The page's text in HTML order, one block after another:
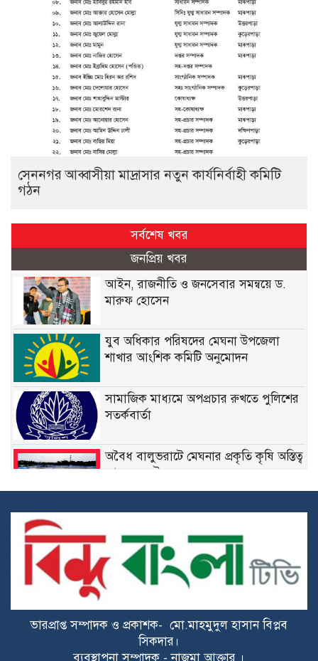
সেননগর আব্বাসীয়া মাদ্রাসার নতুন কার্যনির্বাহী কমিটি
গঠন
সর্বশেষ খবর
জনপ্রিয় খবর
আইন, রাজনীতি ও জনসেবার সমন্বয়ে ড.
মারুফ হোসেন
যুব অধিকার পরিষদের মেঘনা উপজেলা
শাখার আংশিক কমিটি অনুমোদন
সামাজিক মাধ্যমে অপপ্রচার রুখতে পুলিশের
সতর্কবার্তা
অবৈধ বালুভরাটে মেঘনার প্রকৃতি কৃষি অস্তিত্ব
আজ সংকটে
দায়িত্বে নিষ্ঠা, সাফল্যে স্বীকৃতি: মেঘনা থানার
দাউদকান্দি-মেঘনায় অতিরিক্ত ৫ মেগাওয়াট
বিদ্যুৎ বরাদ্দ করেছেন ড. খন্দকার মারুফ
রাইপাড়ার জনপ্রিয় সাবেক মেম্বার ফিরোজ
খানের প্রথম মৃত্যুবার্ষিকী আজ
ভারপ্রাপ্ত সম্পাদক ও প্রকাশক- মো.মাহমুদুল হাসান বিপ্লব
সিকদার।
ব্যবস্থাপনা সম্পাদক - নাজমা আক্তার ।